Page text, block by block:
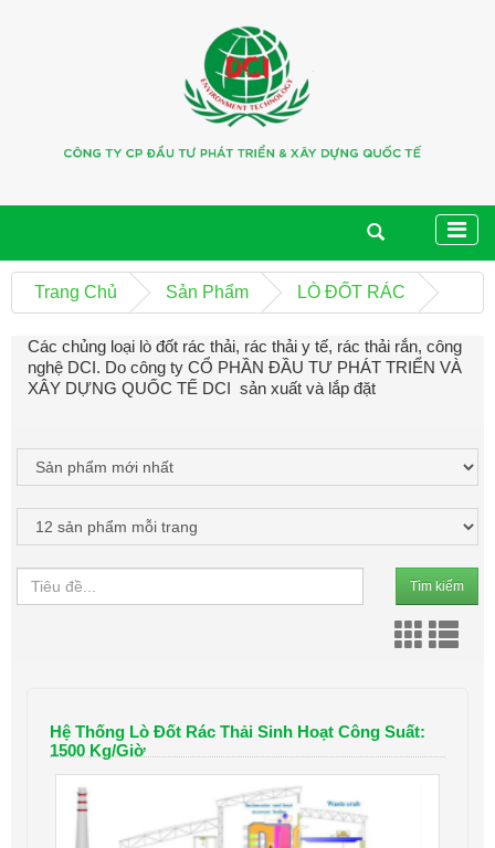
Trang Chủ Sản Phẩm LÒ ĐỐT RÁC
Các chủng loại lò đốt rác thải, rác thải y tế, rác thải rắn, công
nghệ DCI. Do công ty CỔ PHẦN ĐẦU TƯ PHÁT TRIỂN VÀ
XÂY DỰNG QUỐC TẾ DCI sản xuất và lắp đặt
Tìm kiếm
Hệ Thống Lò Đốt Rác Thải Sinh Hoạt Công Suất:
1500 Kg/giờ